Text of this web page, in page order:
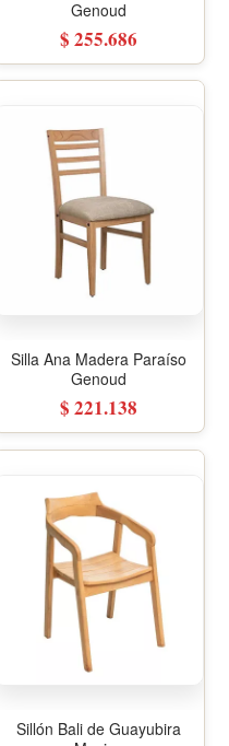
Genoud
$ 255.686
Silla Ana Madera Paraíso
Genoud
$ 221.138
Sillón Bali de Guayubira